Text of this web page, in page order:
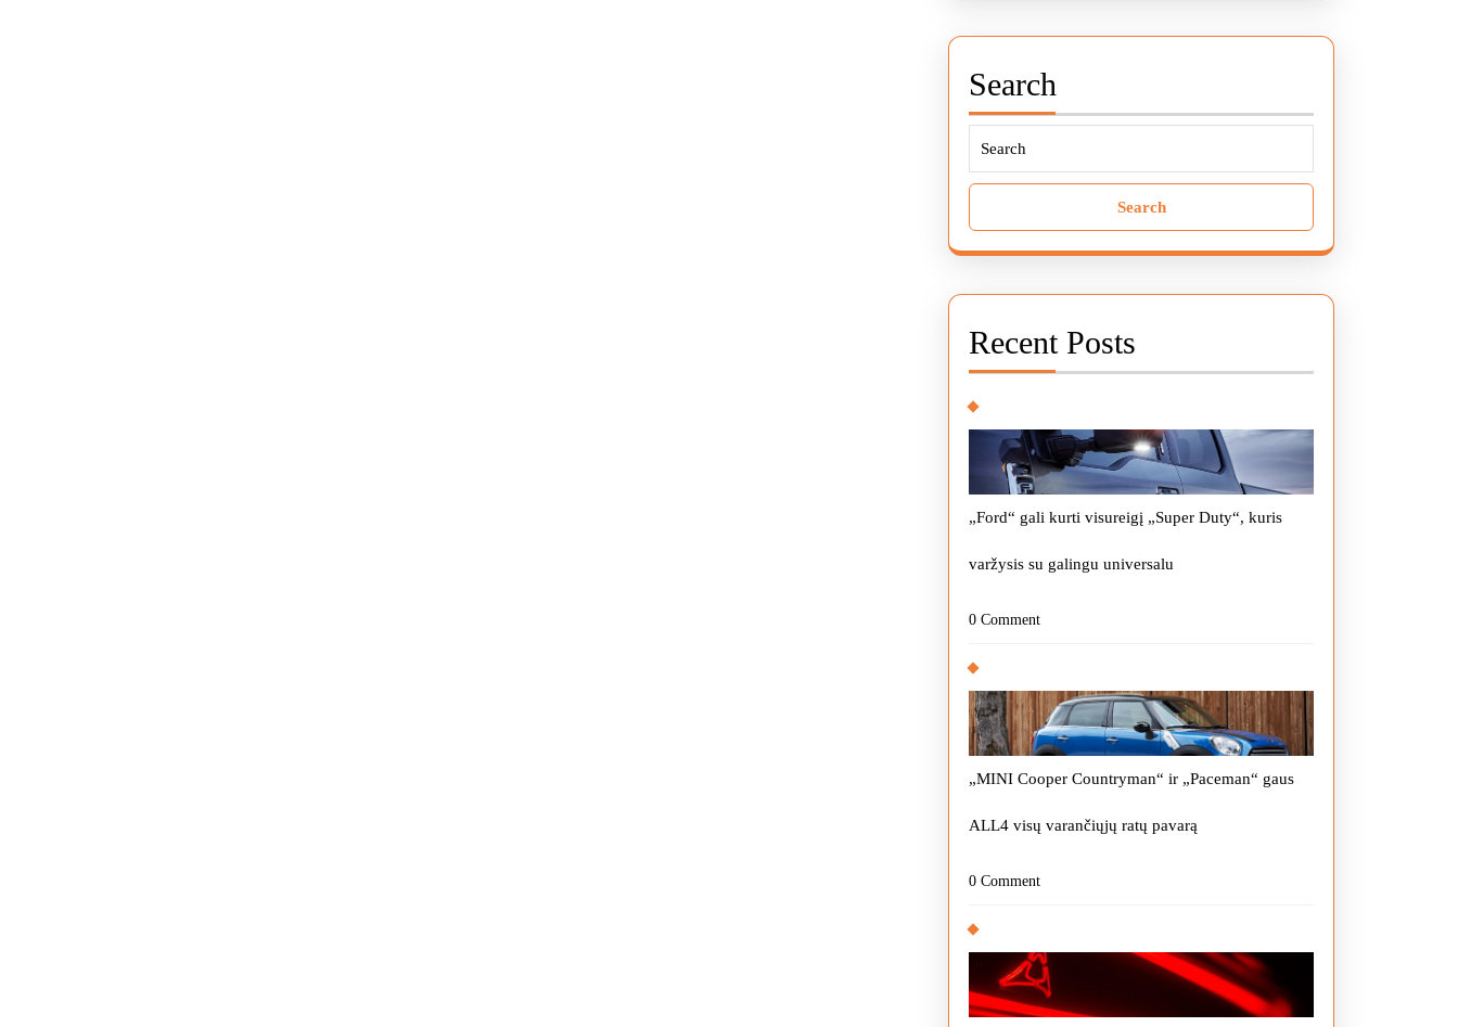
Search
Search
Recent Posts
„Ford“ gali kurti visureigį „Super Duty“, kuris
varžysis su galingu universalu
0 Comment
„MINI Cooper Countryman“ ir „Paceman“ gaus
ALL4 visų varančiųjų ratų pavarą
0 Comment